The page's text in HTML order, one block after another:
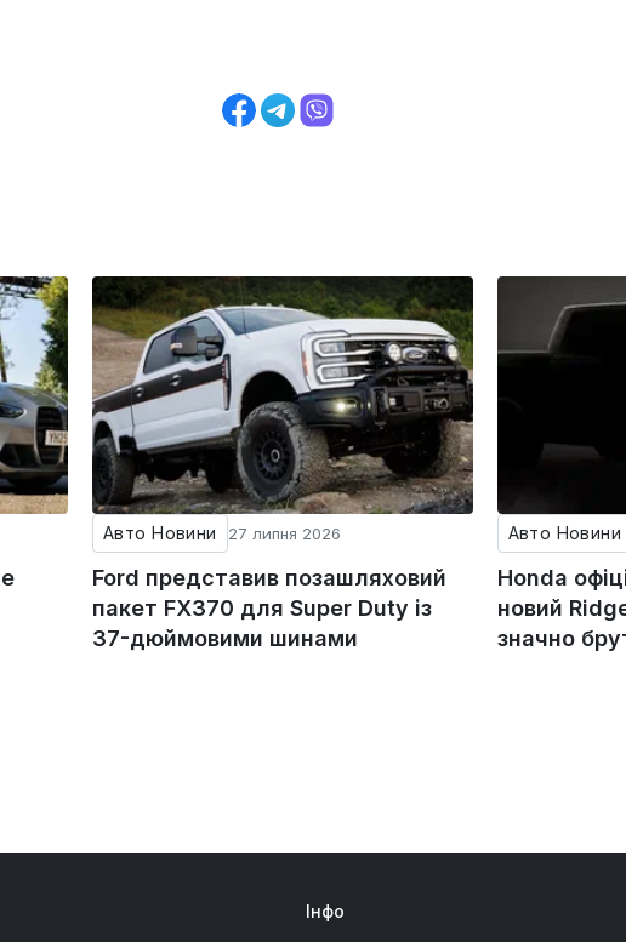
Авто Новини 27 липня 2026
Ford представив позашляховий
пакет FX370 для Super Duty із
37-дюймовими шинами
Авто Новини
Honda
новий
значно
Інфо